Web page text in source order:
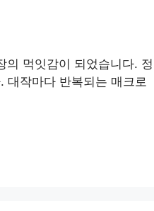
의 먹잇감이 되었습니다. 정
대작마다 반복되는 매크로